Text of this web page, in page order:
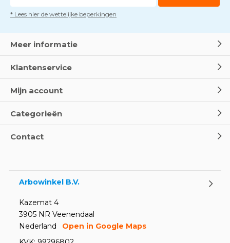
* Lees hier de wettelijke beperkingen
Meer informatie
Klantenservice
Mijn account
Categorieën
Contact
Arbowinkel B.V.
Kazemat 4
3905 NR Veenendaal
Nederland
Open in Google Maps